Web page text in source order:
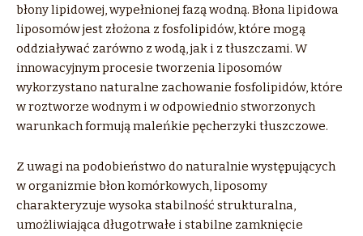
błony lipidowej, wypełnionej fazą wodną. Błona lipidowa
liposomów jest złożona z fosfolipidów, które mogą
oddziaływać zarówno z wodą, jak i z tłuszczami. W
innowacyjnym procesie tworzenia liposomów
wykorzystano naturalne zachowanie fosfolipidów, które
w roztworze wodnym i w odpowiednio stworzonych
warunkach formują maleńkie pęcherzyki tłuszczowe.
Z uwagi na podobieństwo do naturalnie występujących
w organizmie błon komórkowych, liposomy
charakteryzuje wysoka stabilność strukturalna,
umożliwiająca długotrwałe i stabilne zamknięcie